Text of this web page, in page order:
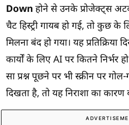
Down होने से उनके प्रोजेक्ट्स
चैट हिस्ट्री गायब हो गई, तो कुछ के
मिलना बंद हो गया। यह प्रतिक्रिया
कार्यों के लिए AI पर कितने
सा प्रश्न पूछने पर भी स्क्रीन पर
दिखता है, तो यह निराशा का कारण